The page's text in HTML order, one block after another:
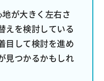
が大きく左右さ
えを検討している
目して検討を進め
見つかるかもしれ